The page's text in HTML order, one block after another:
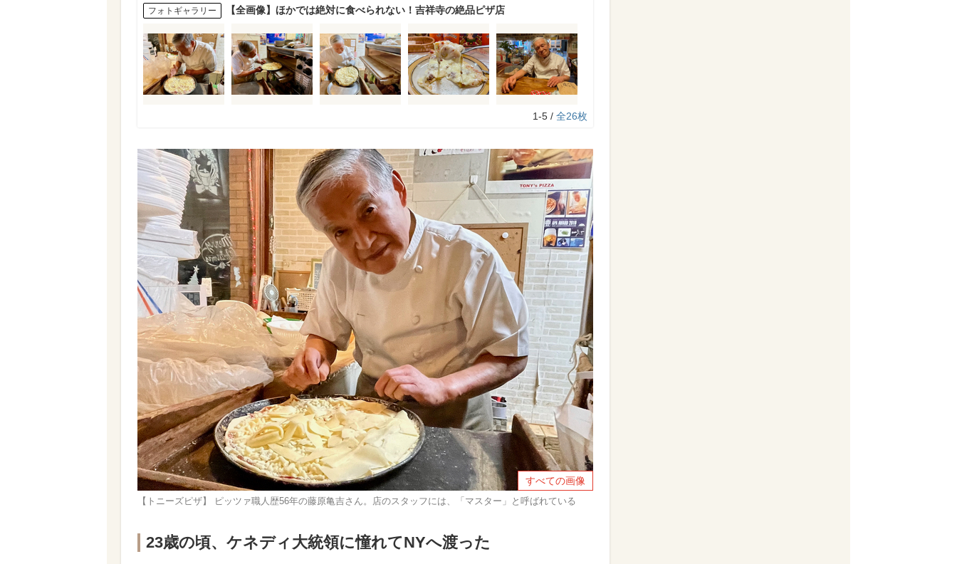
フォトギャラリー 【全画像】ほかでは絶対に食べられない！吉祥寺の絶品ピザ店
1-5 / 全26枚
すべての画像
【トニーズピザ】 ピッツァ職人歴56年の藤原亀吉さん。店のスタッフには、「マスター」と呼ばれている
23歳の頃、ケネディ大統領に憧れてNYへ渡った